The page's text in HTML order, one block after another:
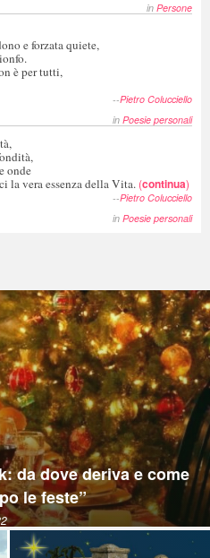
in Persone
e forzata quiete,
è per tutti,
--Pietro Colucciello
in Poesie personali
onde
la vera essenza della Vita. (continua)
--Pietro Colucciello
in Poesie personali
da dove deriva e come
le feste”